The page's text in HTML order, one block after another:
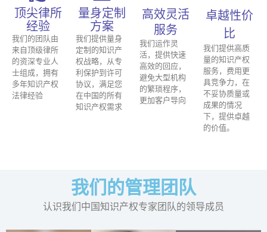
顶尖律所
经验
我们的团队由
来自顶级律所
的资深专业人
士组成，拥有
多年知识产权
法律经验
量身定制
方案
我们提供量身
定制的知识产
权战略，从专
利保护到许可
协议，满足您
在中国的所有
知识产权需求
高效灵活
服务
我们运作灵
活，提供快速
高效的回应，
避免大型机构
的繁琐程序，
更加客户导向
卓越性价
比
我们提供高质
量的知识产权
服务，费用更
具竞争力，在
不妥协质量或
成果的情况
下，提供卓越
的价值。
我们的管理团队
认识我们中国知识产权专家团队的领导成员